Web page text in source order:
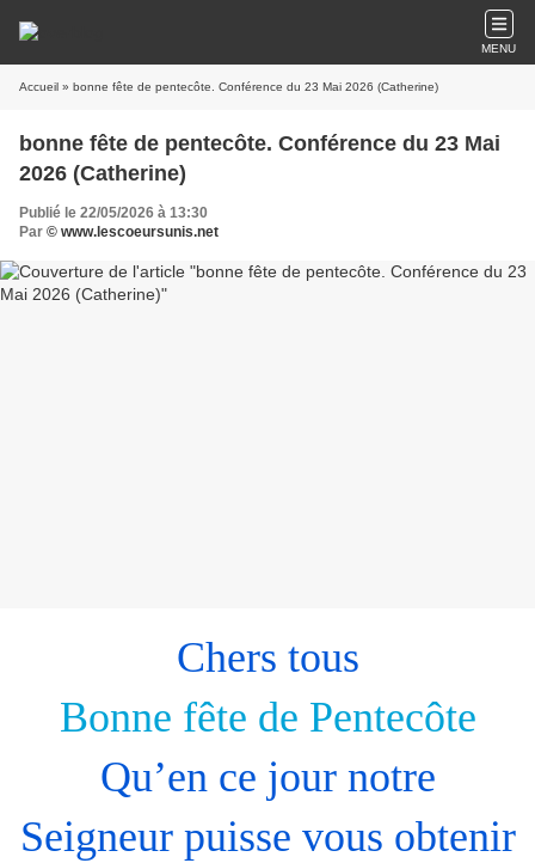
MENU
Accueil » bonne fête de pentecôte. Conférence du 23 Mai 2026 (Catherine)
bonne fête de pentecôte. Conférence du 23 Mai
2026 (Catherine)
Publié le 22/05/2026 à 13:30
Par © www.lescoeursunis.net
Chers tous
Bonne fête de Pentecôte
Qu’en ce jour notre
Seigneur puisse vous obtenir